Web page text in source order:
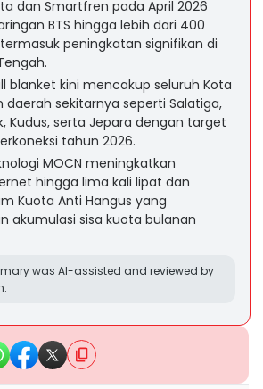
dan Smartfren pada April 2026
BTS hingga lebih dari 400
peningkatan signifikan di
blanket kini mencakup seluruh Kota
daerah sekitarnya seperti Salatiga,
Kudus, serta Jepara dengan target
tahun 2026.
MOCN meningkatkan
hingga lima kali lipat dan
Kuota Anti Hangus yang
akumulasi sisa kuota bulanan
was AI-assisted and reviewed by